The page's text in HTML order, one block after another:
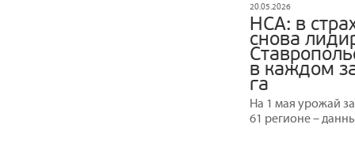
20.05.2026
НСА: в
снова
в каждом
га
На 1 мая урожай
61 регионе –